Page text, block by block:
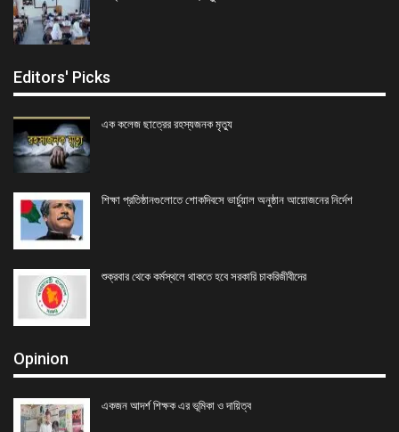
Editors' Picks
এক কলেজ ছাত্রের রহস্যজনক মৃত্যু
শিক্ষা প্রতিষ্ঠানগুলোতে শোকদিবসে ভার্চুয়াল অনুষ্ঠান আয়োজনের নির্দেশ
শুক্রবার থেকে কর্মস্থলে থাকতে হবে সরকারি চাকরিজীবীদের
Opinion
একজন আদর্শ শিক্ষক এর ভূমিকা ও দায়িত্ব